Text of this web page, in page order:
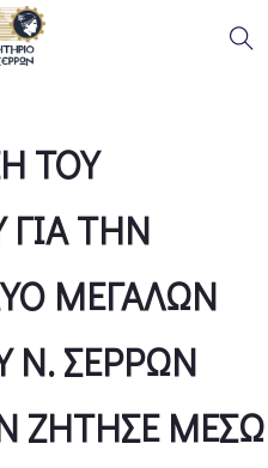
ΤΟΥ
ΤΗΝ
ΜΕΓΑΛΩΝ
Ν. ΣΕΡΡΩΝ
ΖΗΤΗΣΕ ΜΕΣΩ